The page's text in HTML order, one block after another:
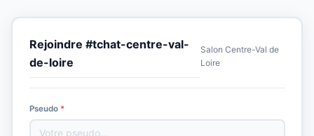
Rejoindre #tchat-centre-val-
de-loire
Salon Centre-Val de
Loire
Pseudo *